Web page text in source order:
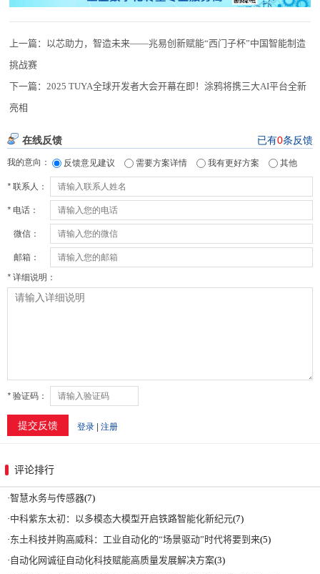
上一篇：
以芯助力，智造未来——兆易创新赋能“西门子杯”中国智能制造
挑战赛
下一篇：2025 TUYA全球开发者大会开幕在即！涂鸦将携三大AI平台全新
亮相
评论排行
·智慧水务与传感器(7)
·中科紫东太初：以多模态大模型开启铁路智能化新纪元(7)
·东土科技并购高威科：工业自动化的“场景驱动”时代将要到来(5)
· 自动化网诚征自动化科技赋能高质量发展解决方案(3)